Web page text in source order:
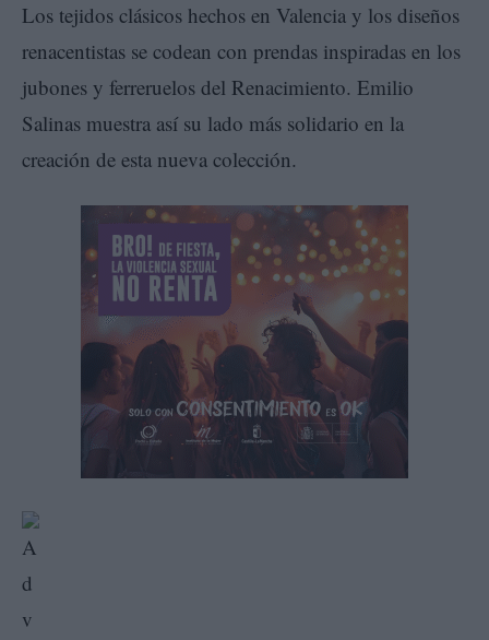
Los tejidos clásicos hechos en Valencia y los diseños
renacentistas se codean con prendas inspiradas en los
jubones y ferreruelos del Renacimiento. Emilio
Salinas muestra así su lado más solidario en la
creación de esta nueva colección.